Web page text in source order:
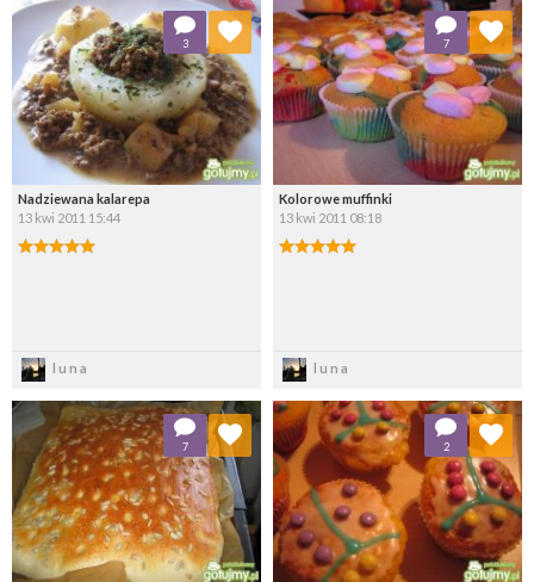
Nadziewana kalarepa
13 kwi 2011 15:44
luna
3
Dodaj do ulubionych
Wybierz listę:
Kolorowe muffinki
13 kwi 2011 08:18
luna
7
Dodaj do ulubionych
Wybierz listę:
7
Dodaj do ulubionych
Wybierz listę:
2
Dodaj do ulubionych
Wybierz listę: